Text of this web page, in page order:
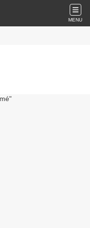
MENU